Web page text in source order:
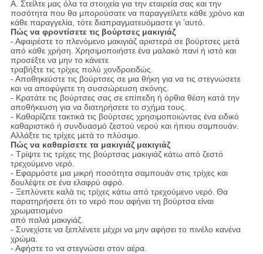
Α. Στείλτε μας όλα τα στοιχεία για την εταιρεία σας και την
ποσότητα που θα μπορούσατε να παραγγείλετε κάθε χρόνο και
κάθε παραγγελία, τότε διαπραγματευόμαστε γι 'αυτό.
Πώς να φροντίσετε τις βούρτσες μακιγιάζ
- Αφαιρέστε το πλενόμενο μακιγιάζ αριστερά σε βούρτσες μετά
από κάθε χρήση. Χρησιμοποιήστε ένα μαλακό πανί ή ιστό και
προσέξτε να μην το κάνετε
τραβήξτε τις τρίχες πολύ χονδροειδώς.
- Αποθηκεύστε τις βούρτσες σε μια θήκη για να τις στεγνώσετε
και να αποφύγετε τη συσσώρευση σκόνης.
- Κρατάτε τις βούρτσες σας σε επίπεδη ή όρθια θέση κατά την
αποθήκευση για να διατηρήσετε το σχήμα τους.
- Καθαρίζετε τακτικά τις βούρτσες χρησιμοποιώντας ένα ειδικό
καθαριστικό ή συνδυασμό ζεστού νερού και ήπιου σαμπουάν.
Αλλάξτε τις τρίχες μετά το πλύσιμο.
Πώς να καθαρίσετε τα μακιγιάζ μακιγιάζ
- Τρίψτε τις τρίχες της βούρτσας μακιγιάζ κάτω από ζεστό
τρεχούμενο νερό.
- Εφαρμόστε μια μικρή ποσότητα σαμπουάν στις τρίχες και
δουλέψτε σε ένα ελαφρύ αφρό.
- Ξεπλύνετε καλά τις τρίχες κάτω από τρεχούμενο νερό. Θα
παρατηρήσετε ότι το νερό που αφήνει τη βούρτσα είναι
χρωματισμένο
από παλιά μακιγιάζ.
- Συνεχίστε να ξεπλένετε μέχρι να μην αφήσει το πινέλο κανένα
χρώμα.
- Αφήστε το να στεγνώσει στον αέρα.